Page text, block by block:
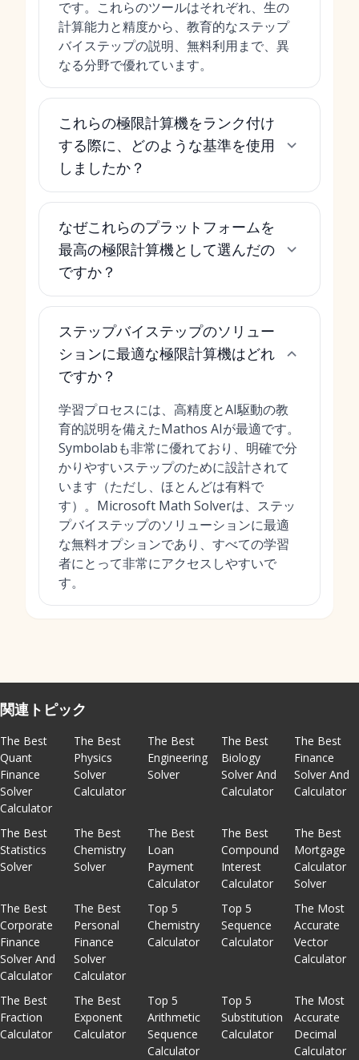
です。これらのツールはそれぞれ、生の
計算能力と精度から、教育的なステップ
バイステップの説明、無料利用まで、異
なる分野で優れています。
これらの極限計算機をランク付け
する際に、どのような基準を使用
しましたか？
なぜこれらのプラットフォームを
最高の極限計算機として選んだの
ですか？
ステップバイステップのソリュー
ションに最適な極限計算機はどれ
ですか？
学習プロセスには、高精度とAI駆動の教
育的説明を備えたMathos AIが最適です。
Symbolabも非常に優れており、明確で分
かりやすいステップのために設計されて
います（ただし、ほとんどは有料で
す）。Microsoft Math Solverは、ステッ
プバイステップのソリューションに最適
な無料オプションであり、すべての学習
者にとって非常にアクセスしやすいで
す。
関連トピック
The Best
Quant
Finance
Solver
Calculator
The Best
Physics
Solver
Calculator
The Best
Engineering
Solver
The Best
Biology
Solver And
Calculator
The Best
Finance
Solver And
Calculator
The Best
Statistics
Solver
The Best
Chemistry
Solver
The Best
Loan
Payment
Calculator
The Best
Compound
Interest
Calculator
The Best
Mortgage
Calculator
Solver
The Best
Corporate
Finance
Solver And
Calculator
The Best
Personal
Finance
Solver
Calculator
Top 5
Chemistry
Calculator
Top 5
Sequence
Calculator
The Most
Accurate
Vector
Calculator
The Best
Fraction
Calculator
The Best
Exponent
Calculator
Top 5
Arithmetic
Sequence
Calculator
Top 5
Substitution
Calculator
The Most
Accurate
Decimal
Calculator